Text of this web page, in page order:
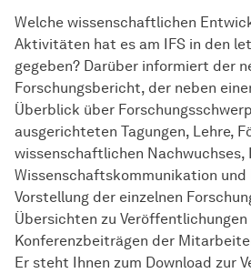
Welche wissenschaftlichen
Aktivitäten hat es am IFS in den
gegeben? Darüber informiert der
Forschungsbericht, der neben
Überblick über
ausgerichteten Tagungen, Lehre,
wissenschaftlichen
Wissenschaftskommunikation und
Vorstellung der einzelnen
Übersichten zu Veröffentlichungen
Konferenzbeiträgen der
Er steht Ihnen zum Download zur